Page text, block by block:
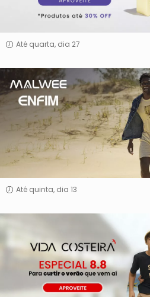
Até quarta, dia 27
Malwee
&
Enfim
Até quinta, dia 13
Costeira